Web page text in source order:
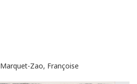
Zao, Françoise